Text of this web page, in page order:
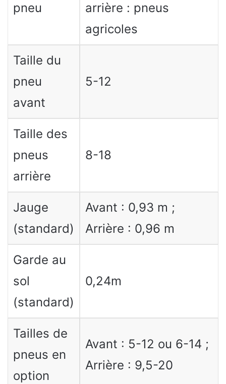
pneu
arrière : pneus
agricoles
Taille du
pneu
avant
5-12
Taille des
pneus
arrière
8-18
Jauge
(standard)
Avant : 0,93 m ;
Arrière : 0,96 m
Garde au
sol
(standard)
0,24m
Tailles de
pneus en
option
Avant : 5-12 ou 6-14 ;
Arrière : 9,5-20